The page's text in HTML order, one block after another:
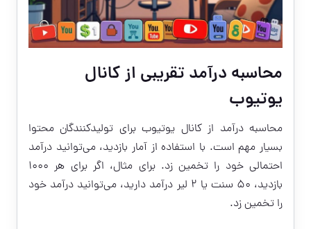
محاسبه درآمد تقریبی از کانال
یوتیوب
محاسبه درآمد از کانال یوتیوب برای تولیدکنندگان محتوا
بسیار مهم است. با استفاده از آمار بازدید، می‌توانید درآمد
احتمالی خود را تخمین زد. برای مثال، اگر برای هر ۱۰۰۰
بازدید، ۵۰ سنت یا ۲ لیر درآمد دارید، می‌توانید درآمد خود
را تخمین زد.